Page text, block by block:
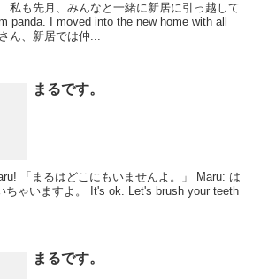
私も先月、みんなと一緒に新居に引っ越して
panda. I moved into the new home with all
too. まるさん、新居では仲...
まるです。
は
ちゃいますよ。 It's ok. Let's brush your teeth
まるです。